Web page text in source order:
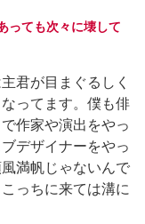
っても次々に壊して
君が目まぐるしく
ってます。僕も俳
作家や演出をやっ
デザイナーをやっ
満帆じゃないんで
っちに来ては溝に